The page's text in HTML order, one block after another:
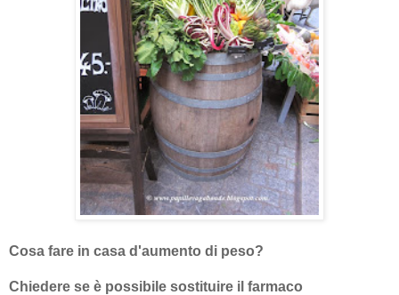
Cosa fare in casa d'aumento di peso?
Chiedere se è possibile sostituire il farmaco